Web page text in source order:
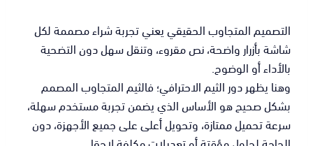
التصميم المتجاوب الحقيقي يعني تجربة شراء مصممة لكل
شاشة بأزرار واضحة، نص مقروء، وتنقل سهل دون التضحية
بالأداء أو الوضوح.
وهنا يظهر دور الثيم الاحترافي؛ فالثيم المتجاوب المصمم
بشكل صحيح هو الأساس الذي يضمن تجربة مستخدم سهلة،
سرعة تحميل ممتازة، وتحويل أعلى على جميع الأجهزة، دون